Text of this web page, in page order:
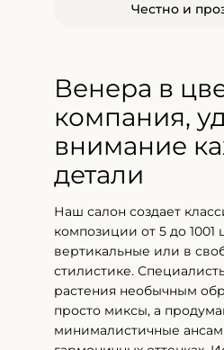
Честно и
Венера в
компания,
внимание
детали
Наш салон создает
композиции от 5 до 1001
вертикальные или в
стилистике.
растения необычным
просто миксы, а
минималистичные